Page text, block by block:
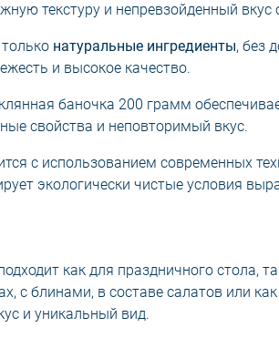
текстуру и непревзойденный
натуральные ингредиенты, без
и высокое качество.
баночка 200 грамм
свойства и неповторимый вкус.
с использованием современных
экологически чистые условия
как для праздничного стола,
с блинами, в составе салатов или
и уникальный вид.